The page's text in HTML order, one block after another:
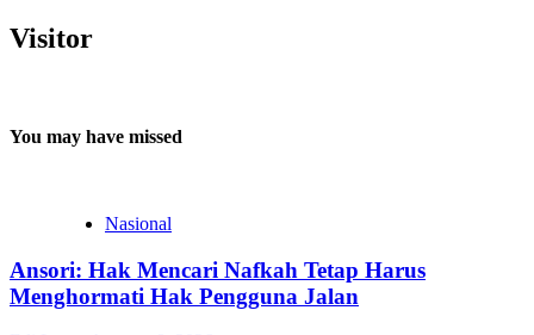
Visitor
You may have missed
Nasional
Ansori: Hak Mencari Nafkah Tetap Harus
Menghormati Hak Pengguna Jalan